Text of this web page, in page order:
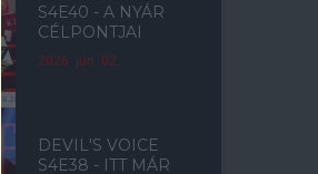
S4E40 - A NYÁR
CÉLPONTJAI
2026. jún. 02.
DEVIL'S VOICE
S4E38 - ITT MÁR